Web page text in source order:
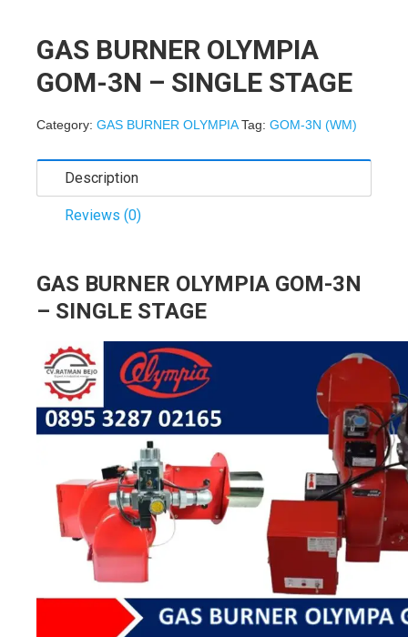
GAS BURNER OLYMPIA
GOM-3N – SINGLE STAGE
Category: GAS BURNER OLYMPIA Tag: GOM-3N (WM)
Description
Reviews (0)
GAS BURNER OLYMPIA GOM-3N
– SINGLE STAGE